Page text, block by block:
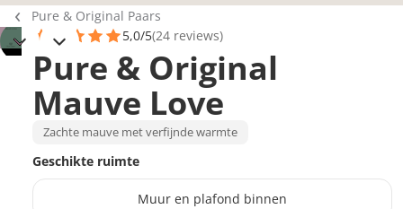
Breadcrumb navigatie
Pure & Original Paars
5,0/5(24 reviews)
Pure & Original
Mauve Love
Zachte mauve met verfijnde warmte
Geschikte ruimte
Muur en plafond binnen